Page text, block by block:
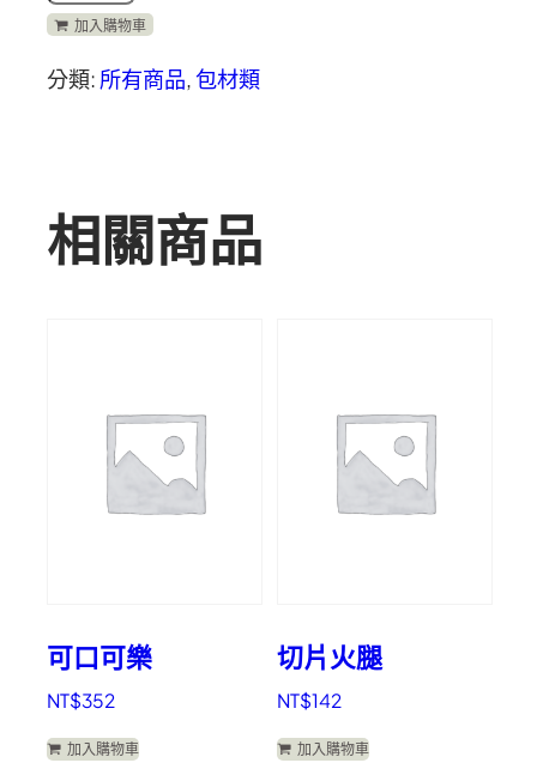
加入購物車
分類: 所有商品,包材類
相關商品
可口可樂
NT$352
加入購物車
切片火腿
NT$142
加入購物車